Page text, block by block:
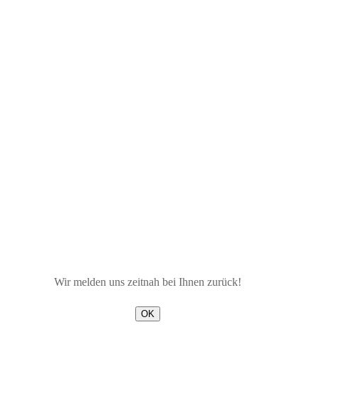
Wir melden uns zeitnah bei Ihnen zurück!
OK